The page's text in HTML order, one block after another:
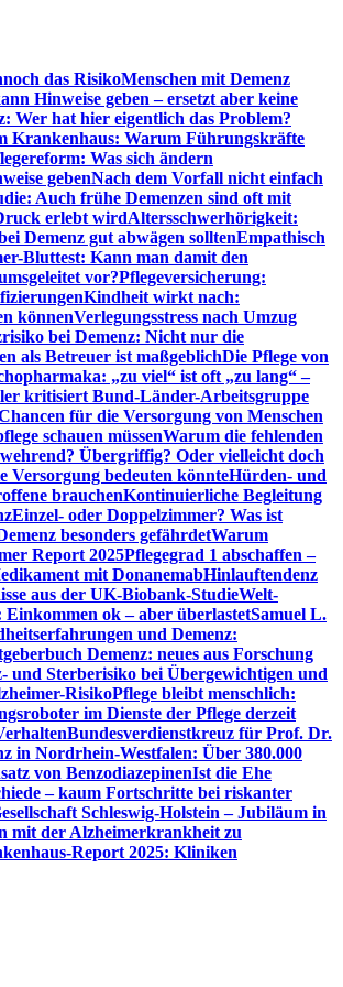
das RisikoMenschen mit Demenz
Hinweise geben – ersetzt aber keine
Wer hat hier eigentlich das Problem?
Krankenhaus: Warum Führungskräfte
Was sich ändern
gebenNach dem Vorfall nicht einfach
Auch frühe Demenzen sind oft mit
erlebt wirdAltersschwerhörigkeit:
Demenz gut abwägen solltenEmpathisch
Bluttest: Kann man damit den
vor?Pflegeversicherung:
Kindheit wirkt nach:
könnenVerlegungsstress nach Umzug
bei Demenz: Nicht nur die
als Betreuer ist maßgeblichDie Pflege von
„zu viel“ ist oft „zu lang“ –
kritisiert Bund-Länder-Arbeitsgruppe
für die Versorgung von Menschen
schauen müssenWarum die fehlenden
Übergriffig? Oder vielleicht doch
Versorgung bedeuten könnteHürden- und
brauchenKontinuierliche Begleitung
Einzel- oder Doppelzimmer? Was ist
besonders gefährdetWarum
Report 2025Pflegegrad 1 abschaffen –
mit DonanemabHinlauftendenz
aus der UK-Biobank-StudieWelt-
Einkommen ok – aber überlastetSamuel L.
und Demenz:
Demenz: neues aus Forschung
und Sterberisiko bei Übergewichtigen und
RisikoPflege bleibt menschlich:
im Dienste der Pflege derzeit
Bundesverdienstkreuz für Prof. Dr.
in Nordrhein-Westfalen: Über 380.000
von BenzodiazepinenIst die Ehe
– kaum Fortschritte bei riskanter
Schleswig-Holstein – Jubiläum in
mit der Alzheimerkrankheit zu
Report 2025: Kliniken